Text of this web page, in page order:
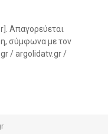
Απαγορεύεται
σύμφωνα με τον
/ argolidatv.gr /